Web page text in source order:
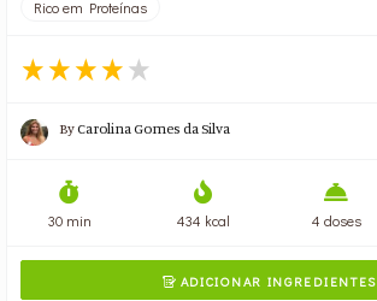
Rico em Proteínas
ByCarolina Gomes da Silva
30 min 434 kcal 4 doses
ADICIONAR INGREDIENTES